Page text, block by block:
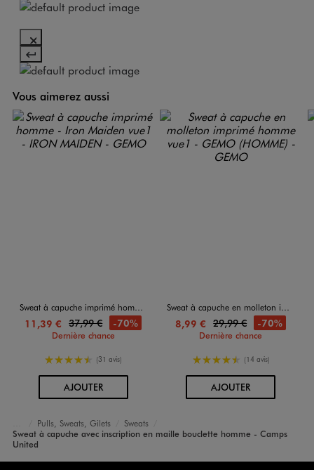
Vous aimerez aussi
Sweat à capuche imprimé homme - Iron Maiden
11,39 € 37,99 € -70%
Dernière chance
4.5/5 de moyenne
(31 avis)
AJOUTERAU PANIER
Sweat à capuche en molleton imprimé homme
8,99 € 29,99 € -70%
Dernière chance
4.5/5 de moyenne
(14 avis)
AJOUTERAU PANIER
Accueil
Homme
Vêtements
Pulls, Sweats, Gilets
Sweats
Sweat à capuche avec inscription en maille bouclette homme - Camps
United